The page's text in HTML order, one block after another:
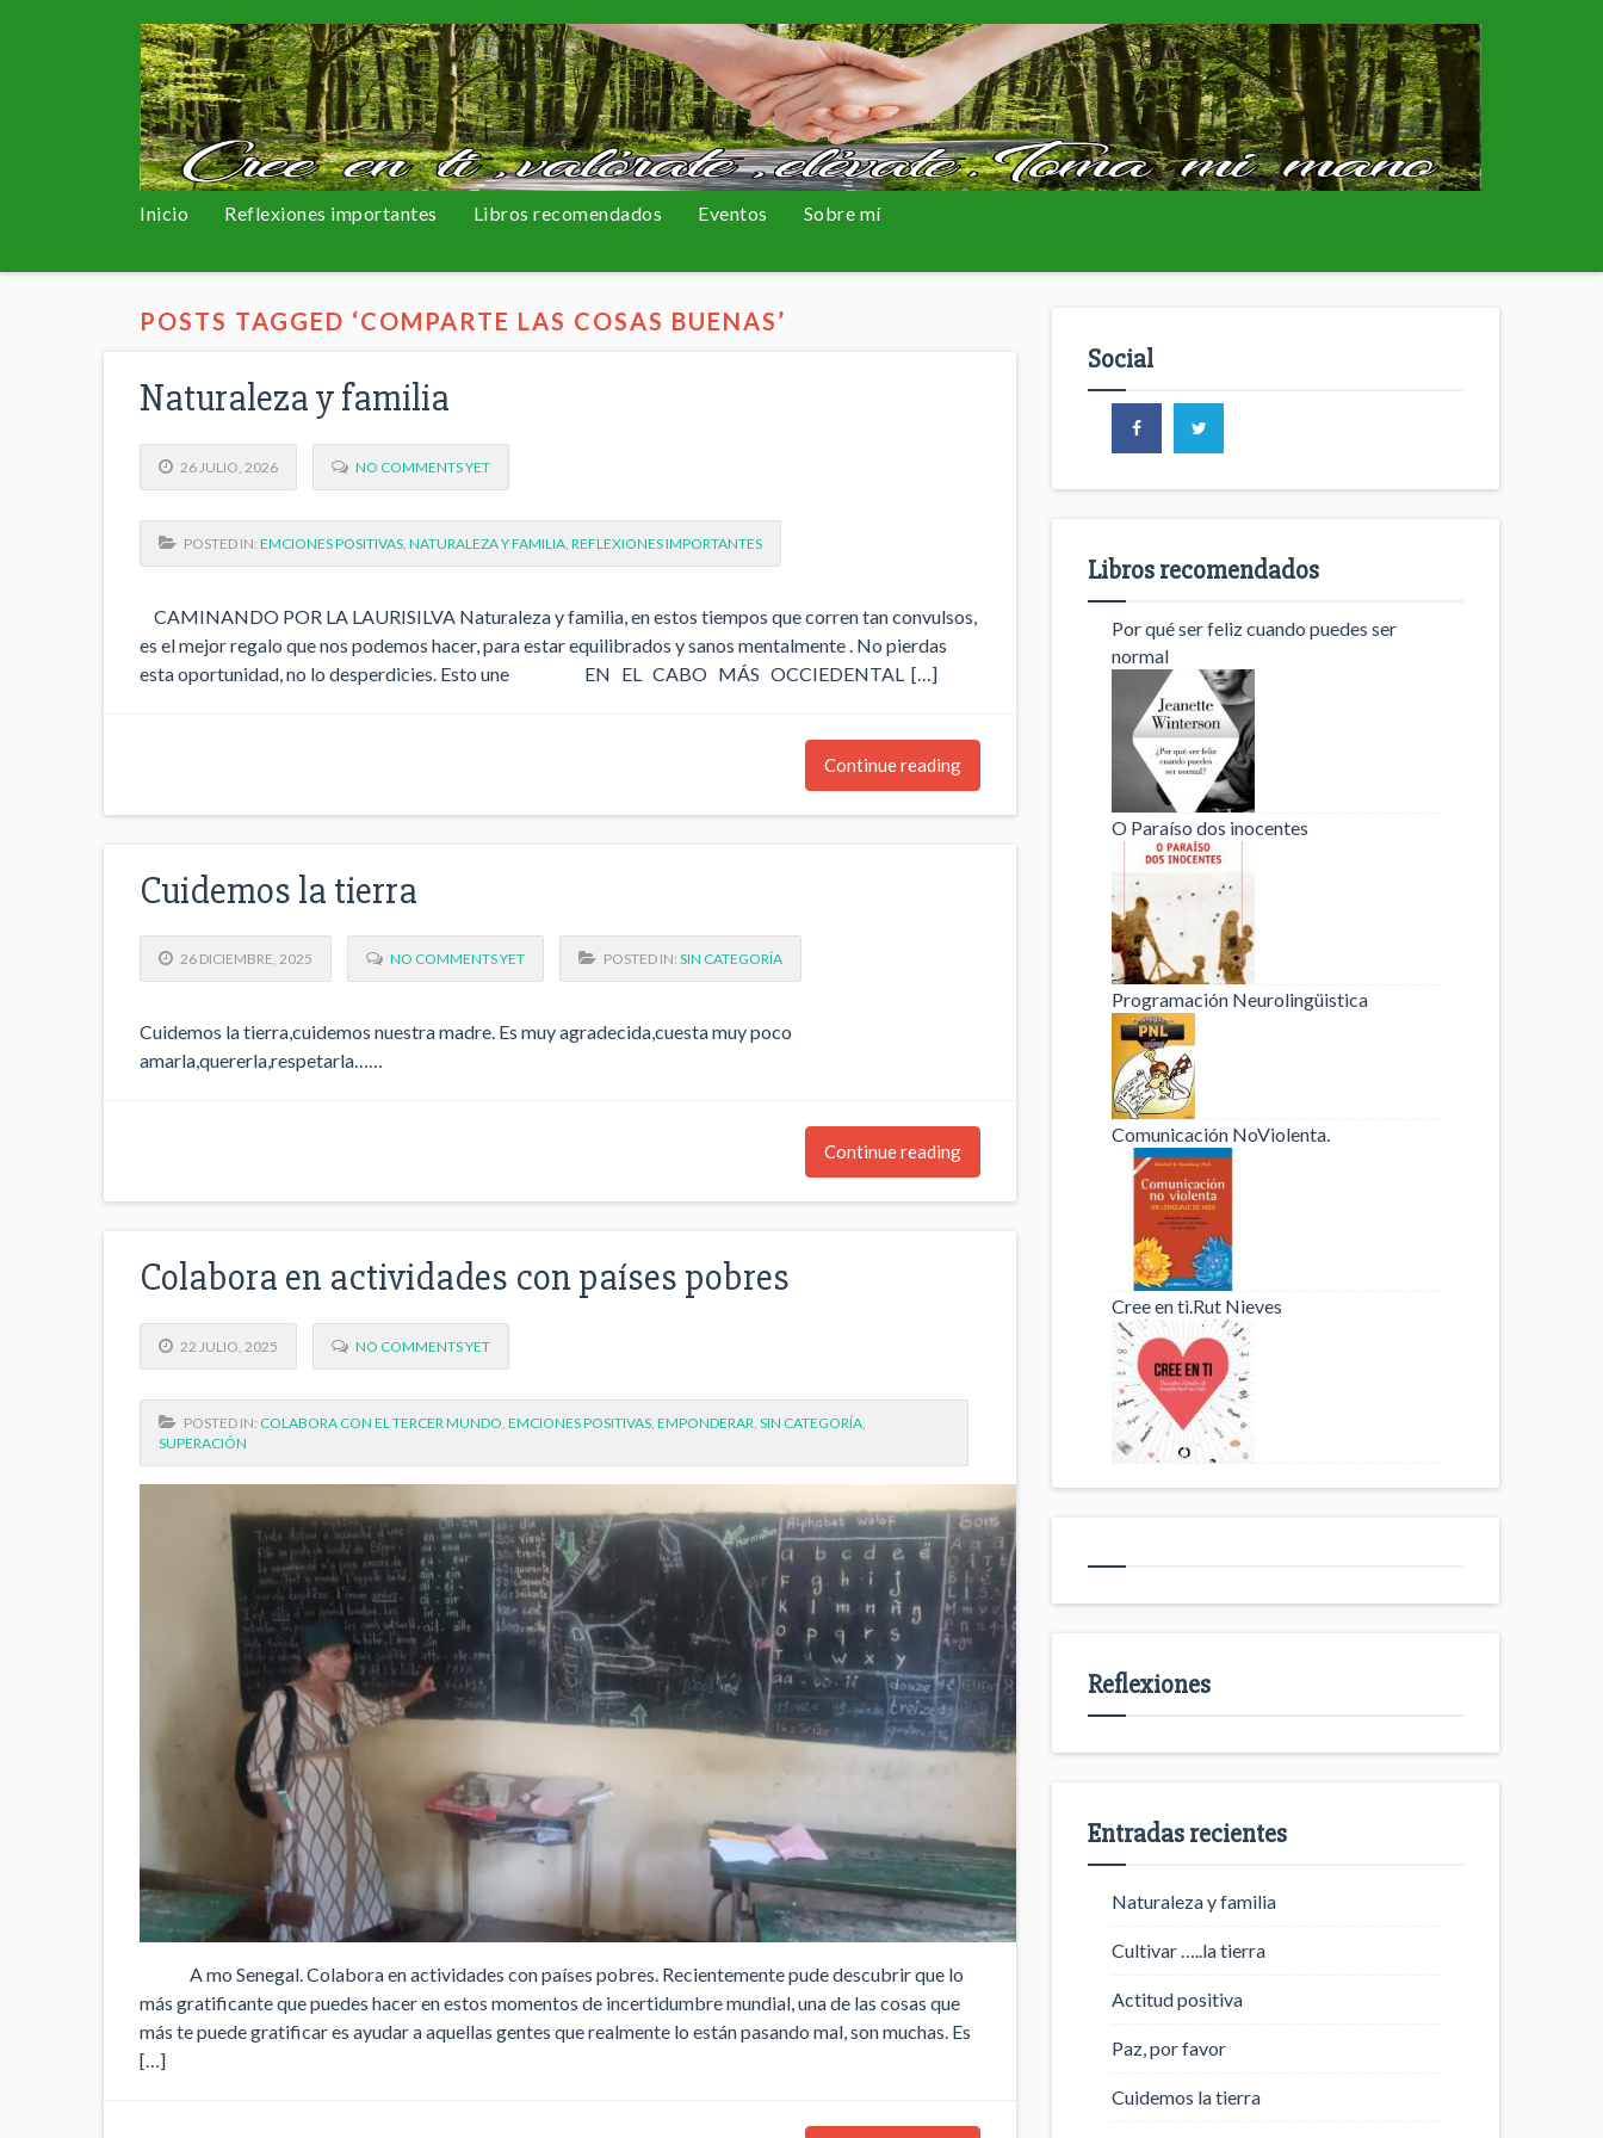
Inicio Reflexiones importantes Libros recomendados Eventos Sobre mí
POSTS TAGGED ‘COMPARTE LAS COSAS BUENAS’
Naturaleza y familia
26 JULIO, 2026 NO COMMENTS YET
POSTED IN: EMCIONES POSITIVAS NATURALEZA Y FAMILIA REFLEXIONES IMPORTANTES
CAMINANDO POR LA LAURISILVA Naturaleza y familia, en estos tiempos que corren tan convulsos,
es el mejor regalo que nos podemos hacer, para estar equilibrados y sanos mentalmente . No pierdas
esta oportunidad, no lo desperdicies. Esto une EN EL CABO MÁS OCCIEDENTAL […]
Continue reading
Cuidemos la tierra
26 DICIEMBRE, 2025 NO COMMENTS YET POSTED IN: SIN CATEGORÍA
Cuidemos la tierra,cuidemos nuestra madre. Es muy agradecida,cuesta muy poco
amarla,quererla,respetarla……
Continue reading
Colabora en actividades con países pobres
22 JULIO, 2025 NO COMMENTS YET
POSTED IN: COLABORA CON EL TERCER MUNDO EMCIONES POSITIVAS EMPONDERAR SIN CATEGORÍA
SUPERACIÓN
A mo Senegal. Colabora en actividades con países pobres. Recientemente pude descubrir que lo
más gratificante que puedes hacer en estos momentos de incertidumbre mundial, una de las cosas que
más te puede gratificar es ayudar a aquellas gentes que realmente lo están pasando mal, son muchas. Es
[…]
Social
Libros recomendados
Por qué ser feliz cuando puedes ser
normal
O Paraíso dos inocentes
Programación Neurolingüistica
Comunicación NoViolenta.
Cree en ti.Rut Nieves
Reflexiones
Entradas recientes
Naturaleza y familia
Cultivar …..la tierra
Actitud positiva
Paz, por favor
Cuidemos la tierra